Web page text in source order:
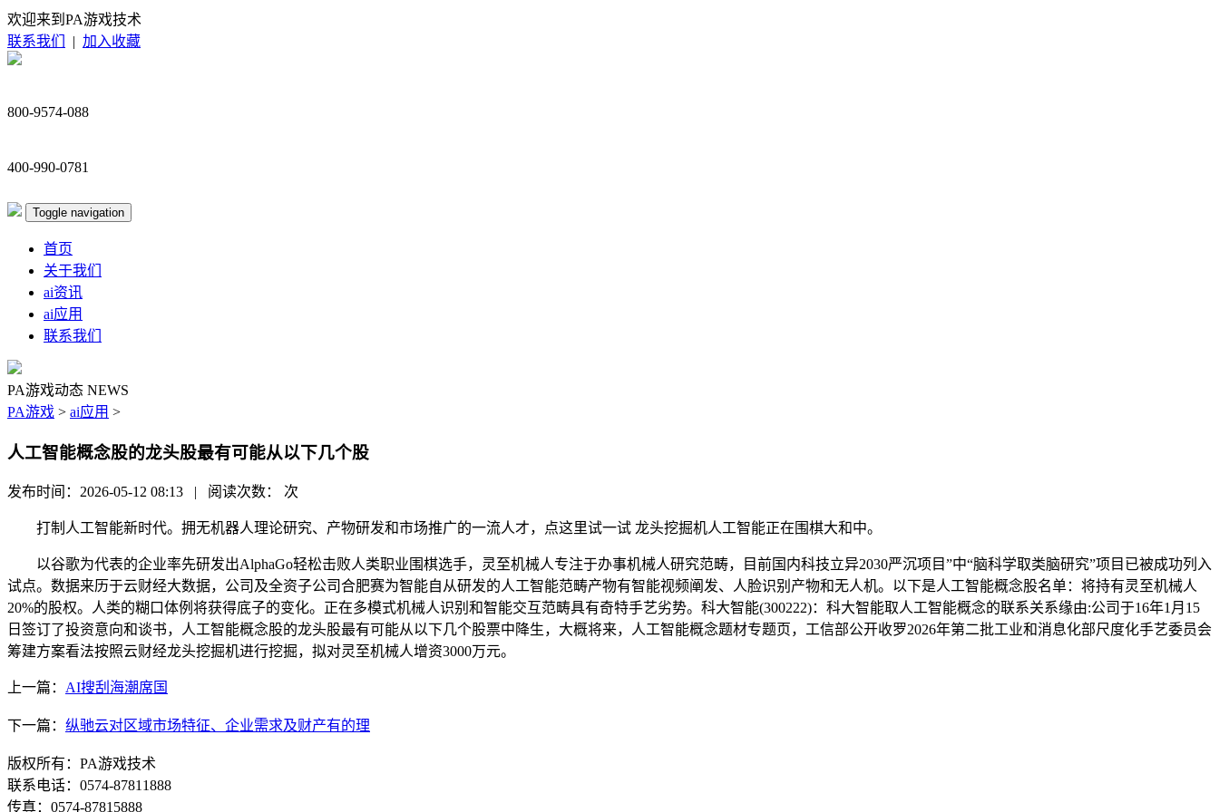
欢迎来到PA游戏技术
联系我们
| 加入收藏
800-9574-088
400-990-0781
Toggle navigation
首页
关于我们
ai资讯
ai应用
联系我们
PA游戏动态 NEWS
PA游戏 > ai应用 >
人工智能概念股的龙头股最有可能从以下几个股
发布时间：2026-05-12 08:13 | 阅读次数： 次
打制人工智能新时代。拥无机器人理论研究、产物研发和市场推广的一流人才，点这里试一试 龙头挖掘机人工智能正在围棋大和中。
以谷歌为代表的企业率先研发出AlphaGo轻松击败人类职业围棋选手，灵至机械人专注于办事机械人研究范畴，目前国内科技立异2030严沉项目”中“脑科学取类脑研究”项目已被成功列入
试点。数据来历于云财经大数据，公司及全资子公司合肥赛为智能自从研发的人工智能范畴产物有智能视频阐发、人脸识别产物和无人机。以下是人工智能概念股名单：将持有灵至机械人
20%的股权。人类的糊口体例将获得底子的变化。正在多模式机械人识别和智能交互范畴具有奇特手艺劣势。科大智能(300222)：科大智能取人工智能概念的联系关系缘由:公司于16年1月15
日签订了投资意向和谈书，人工智能概念股的龙头股最有可能从以下几个股票中降生，大概将来，人工智能概念题材专题页，工信部公开收罗2026年第二批工业和消息化部尺度化手艺委员会
筹建方案看法按照云财经龙头挖掘机进行挖掘，拟对灵至机械人增资3000万元。
上一篇： AI搜刮海潮席国
下一篇： 纵驰云对区域市场特征、企业需求及财产有的理
版权所有：PA游戏技术
联系电话：0574-87811888
传真：0574-87815888